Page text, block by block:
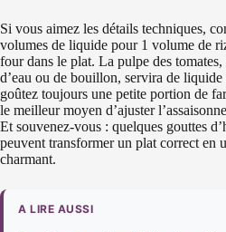
Si vous aimez les détails techniques,
volumes de liquide pour 1 volume de
four dans le plat. La pulpe des
d’eau ou de bouillon, servira de
goûtez toujours une petite portion de
le meilleur moyen d’ajuster
Et souvenez-vous : quelques gouttes
peuvent transformer un plat correct en
charmant.
A LIRE AUSSI